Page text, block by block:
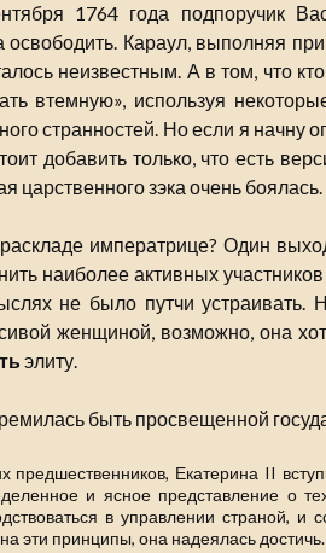
1764 года подпоручик
Караул, выполняя
неизвестным. А в том, что
втемную», используя
странностей. Но если я начну
добавить только, что есть
царственного зэка очень боялась.
императрице? Один
наиболее активных участников
не было путчи устраивать.
женщиной, возможно, она
элиту.
быть просвещенной
предшественников, Екатерина II
и ясное представление о
в управлении страной, и
эти принципы, она надеялась достичь.